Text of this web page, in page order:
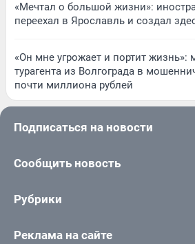
«Мечтал о большой жизни»:
переехал в Ярославль и создал
«Он мне угрожает и портит жизнь»:
турагента из Волгограда в
почти миллиона рублей
Подписаться на новости
Сообщить новость
Рубрики
Реклама на сайте